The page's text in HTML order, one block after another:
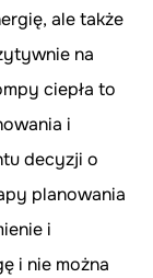
ale także
na
ciepła to
i
decyzji o
planowania
i
i nie można